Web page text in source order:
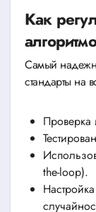
Как
Самый
стандарты на
Проверка
the-loop).